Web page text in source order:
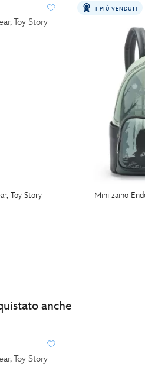
Toy Story
I PIÙ VENDUTI
Mini zaino
anche